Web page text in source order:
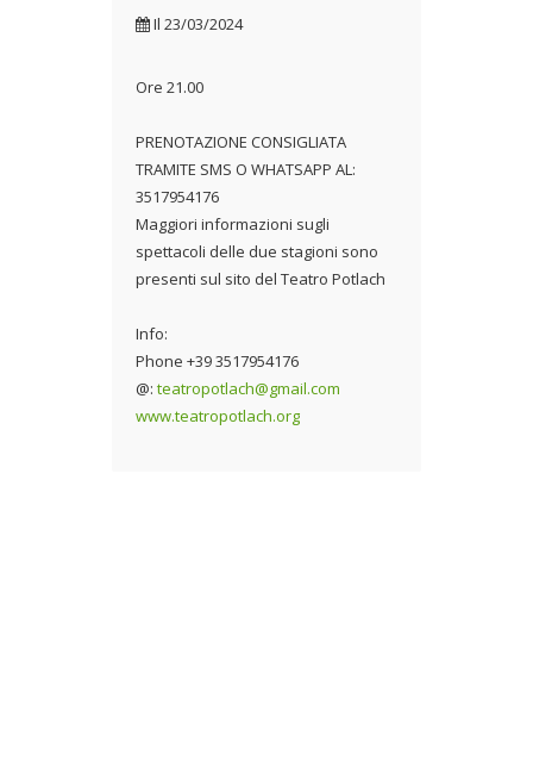
Il 23/03/2024
Ore 21.00
PRENOTAZIONE CONSIGLIATA
TRAMITE SMS O WHATSAPP AL:
3517954176
Maggiori informazioni sugli
spettacoli delle due stagioni sono
presenti sul sito del Teatro Potlach
Info:
Phone +39 3517954176
@: teatropotlach@gmail.com
www.teatropotlach.org